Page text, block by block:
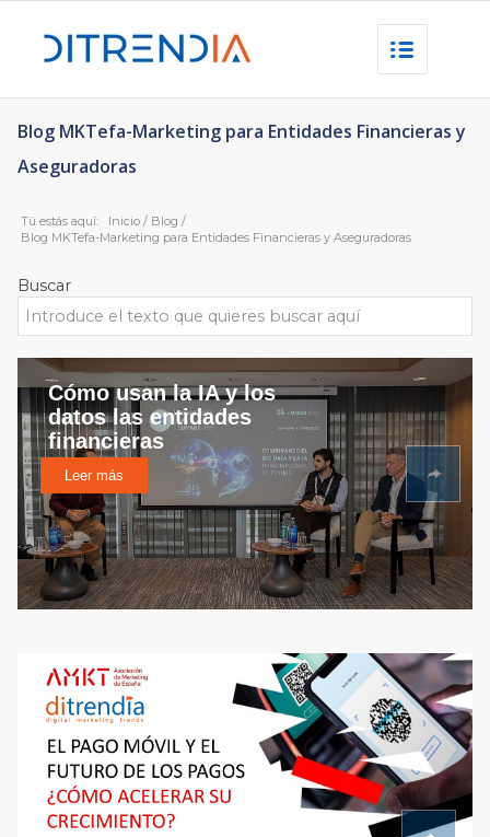
Blog MKTefa-Marketing para Entidades Financieras y
Aseguradoras
Tú estás aquí: Inicio / Blog /
Blog MKTefa-Marketing para Entidades Financieras y Aseguradoras
Buscar
Cómo usan la IA y los
datos las entidades
financieras
Leer más